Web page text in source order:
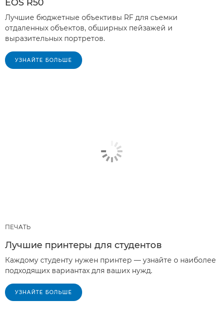
EOS R50
Лучшие бюджетные объективы RF для съемки
отдаленных объектов, обширных пейзажей и
выразительных портретов.
УЗНАЙТЕ БОЛЬШЕ
ПЕЧАТЬ
Лучшие принтеры для студентов
Каждому студенту нужен принтер — узнайте о наиболее
подходящих вариантах для ваших нужд.
УЗНАЙТЕ БОЛЬШЕ